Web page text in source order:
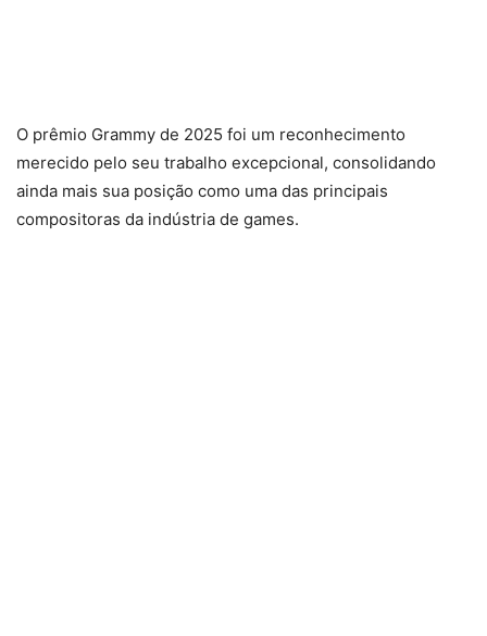
O prêmio Grammy de 2025 foi um reconhecimento
merecido pelo seu trabalho excepcional, consolidando
ainda mais sua posição como uma das principais
compositoras da indústria de games.